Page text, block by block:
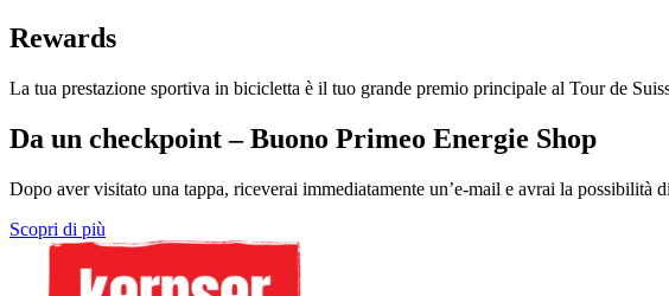
Rewards
La tua prestazione sportiva in bicicletta è il tuo grande premio principale al Tour de
Da un checkpoint – Buono Primeo Energie Shop
Dopo aver visitato una tappa, riceverai immediatamente un’e-mail e avrai la possibilità
Scopri di più